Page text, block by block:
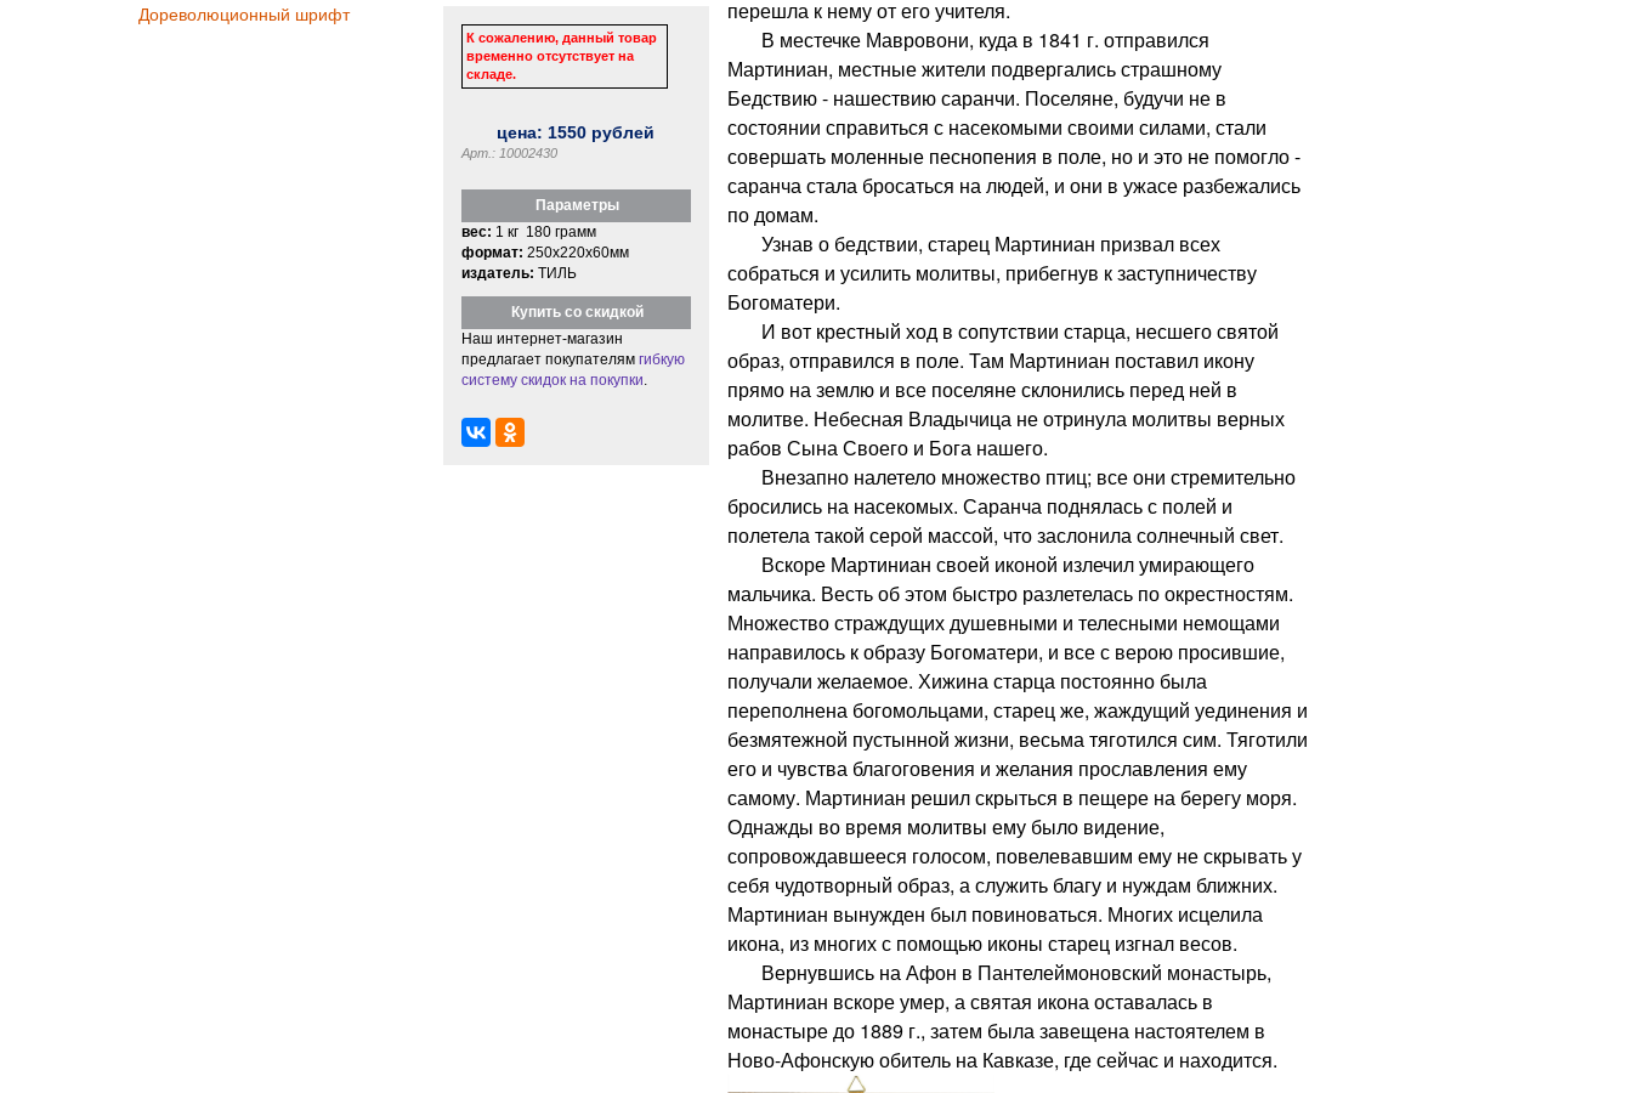
Дореволюционный шрифт
К сожалению, данный товар
временно отсутствует на
складе.
цена: 1550 рублей
Арт.: 10002430
Параметры
вес: 1 кг 180 грамм
формат: 250x220x60мм
издатель: ТИЛЬ
Купить со скидкой
Наш интернет-магазин
предлагает покупателям гибкую
систему скидок на покупки
перешла к нему от его учителя.
В местечке Мавровони, куда в 1841 г. отправился
Мартиниан, местные жители подвергались страшному
Бедствию - нашествию саранчи. Поселяне, будучи не в
состоянии справиться с насекомыми своими силами, стали
совершать моленные песнопения в поле, но и это не помогло -
саранча стала бросаться на людей, и они в ужасе разбежались
по домам.
Узнав о бедствии, старец Мартиниан призвал всех
собраться и усилить молитвы, прибегнув к заступничеству
Богоматери.
И вот крестный ход в сопутствии старца, несшего святой
образ, отправился в поле. Там Мартиниан поставил икону
прямо на землю и все поселяне склонились перед ней в
молитве. Небесная Владычица не отринула молитвы верных
рабов Сына Своего и Бога нашего.
Внезапно налетело множество птиц; все они стремительно
бросились на насекомых. Саранча поднялась с полей и
полетела такой серой массой, что заслонила солнечный свет.
Вскоре Мартиниан своей иконой излечил умирающего
мальчика. Весть об этом быстро разлетелась по окрестностям.
Множество страждущих душевными и телесными немощами
направилось к образу Богоматери, и все с верою просившие,
получали желаемое. Хижина старца постоянно была
переполнена богомольцами, старец же, жаждущий уединения и
безмятежной пустынной жизни, весьма тяготился сим. Тяготили
его и чувства благоговения и желания прославления ему
самому. Мартиниан решил скрыться в пещере на берегу моря.
Однажды во время молитвы ему было видение,
сопровождавшееся голосом, повелевавшим ему не скрывать у
себя чудотворный образ, а служить благу и нуждам ближних.
Мартиниан вынужден был повиноваться. Многих исцелила
икона, из многих с помощью иконы старец изгнал весов.
Вернувшись на Афон в Пантелеймоновский монастырь,
Мартиниан вскоре умер, а святая икона оставалась в
монастыре до 1889 г., затем была завещена настоятелем в
Ново-Афонскую обитель на Кавказе, где сейчас и находится.